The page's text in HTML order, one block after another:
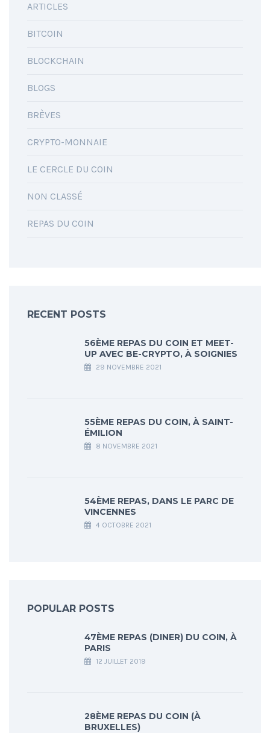
ARTICLES
BITCOIN
BLOCKCHAIN
BLOGS
BRÈVES
CRYPTO-MONNAIE
LE CERCLE DU COIN
NON CLASSÉ
REPAS DU COIN
RECENT POSTS
56ÈME REPAS DU COIN ET MEET-
UP AVEC BE-CRYPTO, À SOIGNIES
29 NOVEMBRE 2021
55ÈME REPAS DU COIN, À SAINT-
ÉMILION
8 NOVEMBRE 2021
54ÈME REPAS, DANS LE PARC DE
VINCENNES
4 OCTOBRE 2021
POPULAR POSTS
47ÈME REPAS (DINER) DU COIN, À
PARIS
12 JUILLET 2019
28ÈME REPAS DU COIN (À
BRUXELLES)